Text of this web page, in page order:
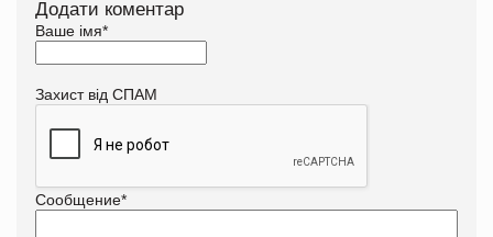
Додати коментар
Ваше імя*
Захист від СПАМ
Сообщение*